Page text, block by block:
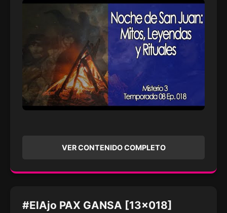
VER CONTENIDO COMPLETO
#ElAjo PAX GANSA [13x018]